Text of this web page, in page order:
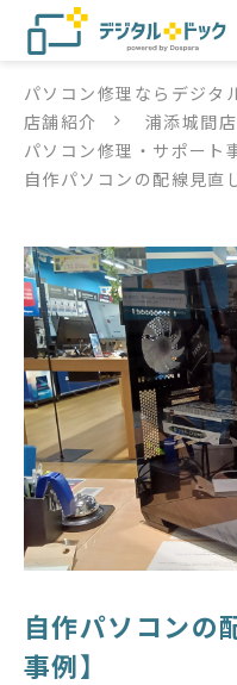
パソコン修理
サービス
店舗紹介
デジタルドックブログ
パソコン修理ならデジタ
店舗紹介
浦添城間店
パソコン修理・サポート
自作パソコンの配線見直
自作パソコンの
事例】